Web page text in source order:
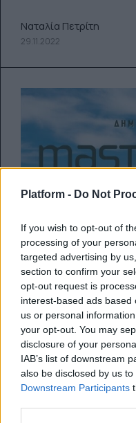
Platform - Do Not
If you wish to opt-out of
processing of your
targeted advertising by
section to confirm your
opt-out request is
interest-based ads
us or personal
your opt-out. You may
disclosure of your
IAB’s list of downstream
also be disclosed by us
Downstream Participants
Ναταλία Πετρίτη
29.11.2022
Το Μετσόβιο
συνεργάζεται
και
το Δήμο